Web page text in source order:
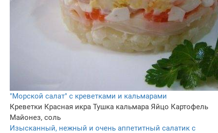
"Морской салат" с креветками и кальмарами
Креветки Красная икра Тушка кальмара Яйцо Картофель
Майонез, соль
Изысканный, нежный и очень аппетитный салатик с